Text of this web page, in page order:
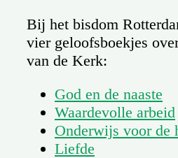
Bij het bisdom
vier geloofsboekjes
van de Kerk:
God en de naaste
Waardevolle arbeid
Onderwijs voor de
Liefde